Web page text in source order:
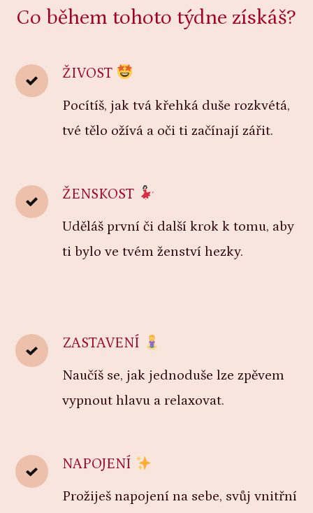
Co během tohoto týdne získáš?
ŽIVOST
Pocítíš, jak tvá křehká duše rozkvétá,
tvé tělo ožívá a oči ti začínají zářit.
ŽENSKOST
Uděláš první či další krok k tomu, aby
ti bylo ve tvém ženství hezky.
ZASTAVENÍ
Naučíš se, jak jednoduše lze zpěvem
vypnout hlavu a relaxovat.
NAPOJENÍ
Prožiješ napojení na sebe, svůj vnitřní